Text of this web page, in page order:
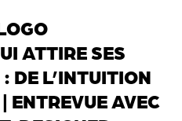
ATTIRE SES
DE L’INTUITION
ENTREVUE AVEC